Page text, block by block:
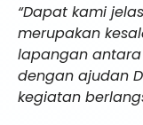
“Dapat kami
merupakan
lapangan
dengan ajudan
kegiatan